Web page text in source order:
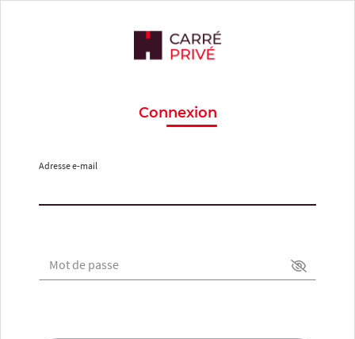
Connexion
Adresse e-mail
Mot de passe